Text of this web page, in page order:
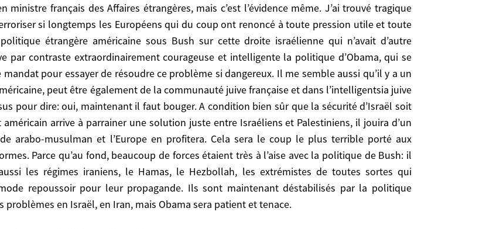
ministre français des Affaires étrangères, mais c’est l’évidence même. J’ai trouvé tragique
si longtemps les Européens qui du coup ont renoncé à toute pression utile et toute
étrangère américaine sous Bush sur cette droite israélienne qui n’avait d’autre
par contraste extraordinairement courageuse et intelligente la politique d’Obama, qui se
pour essayer de résoudre ce problème si dangereux. Il me semble aussi qu’il y a un
peut être également de la communauté juive française et dans l’intelligentsia juive
pour dire: oui, maintenant il faut bouger. A condition bien sûr que la sécurité d’Israël soit
arrive à parrainer une solution juste entre Israéliens et Palestiniens, il jouira d’un
arabo-musulman et l’Europe en profitera. Cela sera le coup le plus terrible porté aux
Parce qu’au fond, beaucoup de forces étaient très à l’aise avec la politique de Bush: il
les régimes iraniens, le Hamas, le Hezbollah, les extrémistes de toutes sortes qui
repoussoir pour leur propagande. Ils sont maintenant déstabilisés par la politique
problèmes en Israël, en Iran, mais Obama sera patient et tenace.
a un consensus pour dire: oui, maintenant il faut bouger. A condition bien sûr que la sécurité
américain arrive à parrainer une solution juste entre Israéliens et Palestiniens, il jouira
musulman et l’Europe en profitera. Cela sera le coup le plus terrible porté aux extrémistes.
fond, beaucoup de forces étaient très à l’aise avec la politique de Bush: il n’y avait pas que la
le Hezbollah, les extrémistes de toutes sortes qui prospéraient face à cet Occident
sont maintenant déstabilisés par la politique d’Obama d’où des réactions à prévoir. On voit
et tenace.
plutôt le sentiment inverse.
Parce que le parti parvenu en tête, Kadima, a pris nettement position, avec Olmert et Tzipi
de la vieille idéologie socialiste, c’est en fait Kadima, un parti de centre-gauche
qui regroupe, avec le Parti travailliste, avec l’extrême gauche israélienne et les Arabes
Or cette majorité n’est pas une majorité politique. Mais il n’en reste pas moins qu’un
c’est Bibi Netanyahu. Netanyahu, en effet, est un homme d’une très grande complexité,